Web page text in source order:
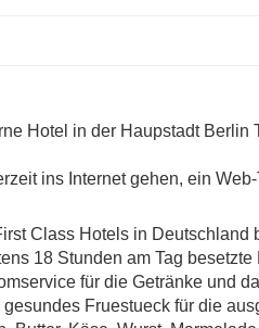
Hotel in der Haupstadt Berlin
ins Internet gehen, ein
Class Hotels in Deutschland
18 Stunden am Tag
für die Getränke und
Fruestueck für die